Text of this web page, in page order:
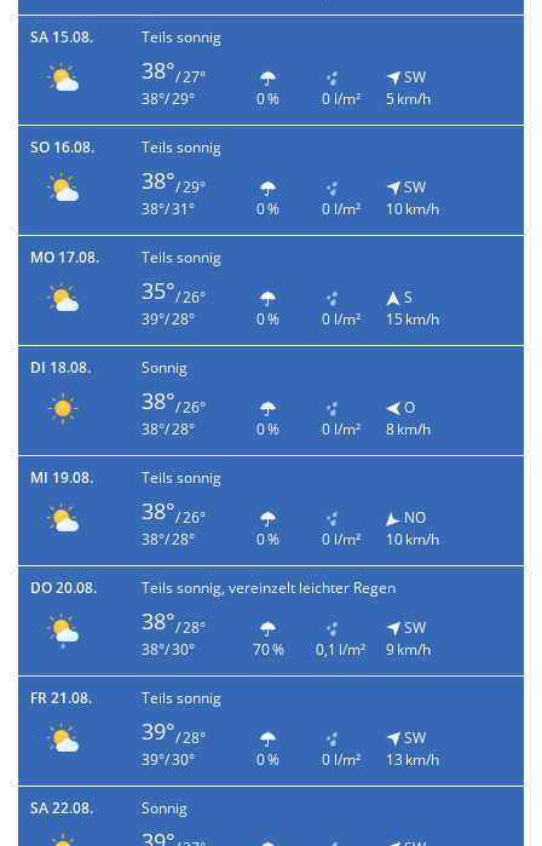
SA 15.08. Teils sonnig
38°/ 27°
38°/ 29°
0 % 0 l/m²
SW
5 km/h
SO 16.08. Teils sonnig
38°/ 29°
38°/ 31°
0 % 0 l/m²
SW
10 km/h
MO 17.08. Teils sonnig
35°/ 26°
39°/ 28°
0 % 0 l/m²
S
15 km/h
DI 18.08. Sonnig
38°/ 26°
38°/ 28°
0 % 0 l/m²
O
8 km/h
MI 19.08. Teils sonnig
38°/ 26°
38°/ 28°
0 % 0 l/m²
NO
10 km/h
DO 20.08. Teils sonnig, vereinzelt leichter Regen
38°/ 28°
38°/ 30°
70 % 0,1 l/m²
SW
9 km/h
FR 21.08. Teils sonnig
39°/ 28°
39°/ 30°
0 % 0 l/m²
SW
13 km/h
SA 22.08. Sonnig